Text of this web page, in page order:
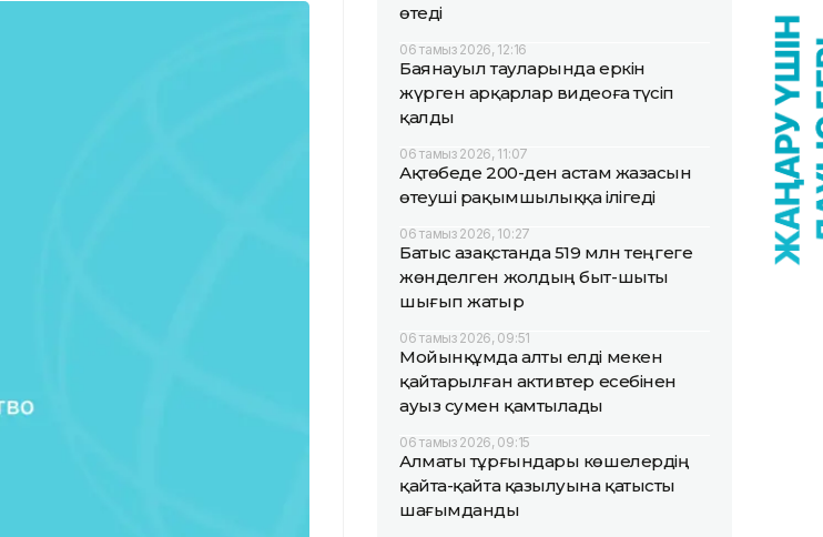
өтеді
06 тамыз 2026, 12:16
Баянауыл тауларында еркін
жүрген арқарлар видеоға түсіп
қалды
06 тамыз 2026, 11:07
Ақтөбеде 200-ден астам жазасын
өтеуші рақымшылыққа ілігеді
06 тамыз 2026, 10:27
Батыс Қазақстанда 519 млн теңгеге
жөнделген жолдың быт-шыты
шығып жатыр
06 тамыз 2026, 09:51
Мойынқұмда алты елді мекен
қайтарылған активтер есебінен
ауыз сумен қамтылады
06 тамыз 2026, 09:15
Алматы тұрғындары көшелердің
қайта-қайта қазылуына қатысты
шағымданды